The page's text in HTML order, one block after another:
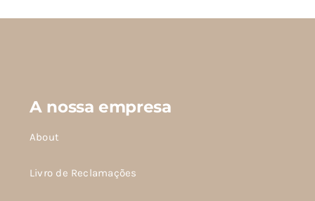
A nossa empresa
About
Livro de Reclamações